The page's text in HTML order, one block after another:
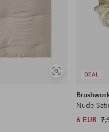
Näytä
DEAL
Nude
6 EUR